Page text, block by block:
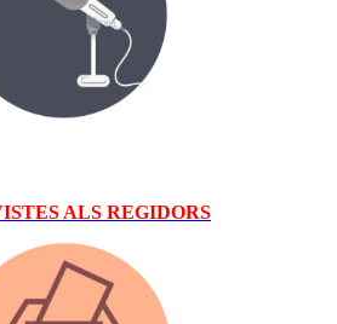
ALS REGIDORS